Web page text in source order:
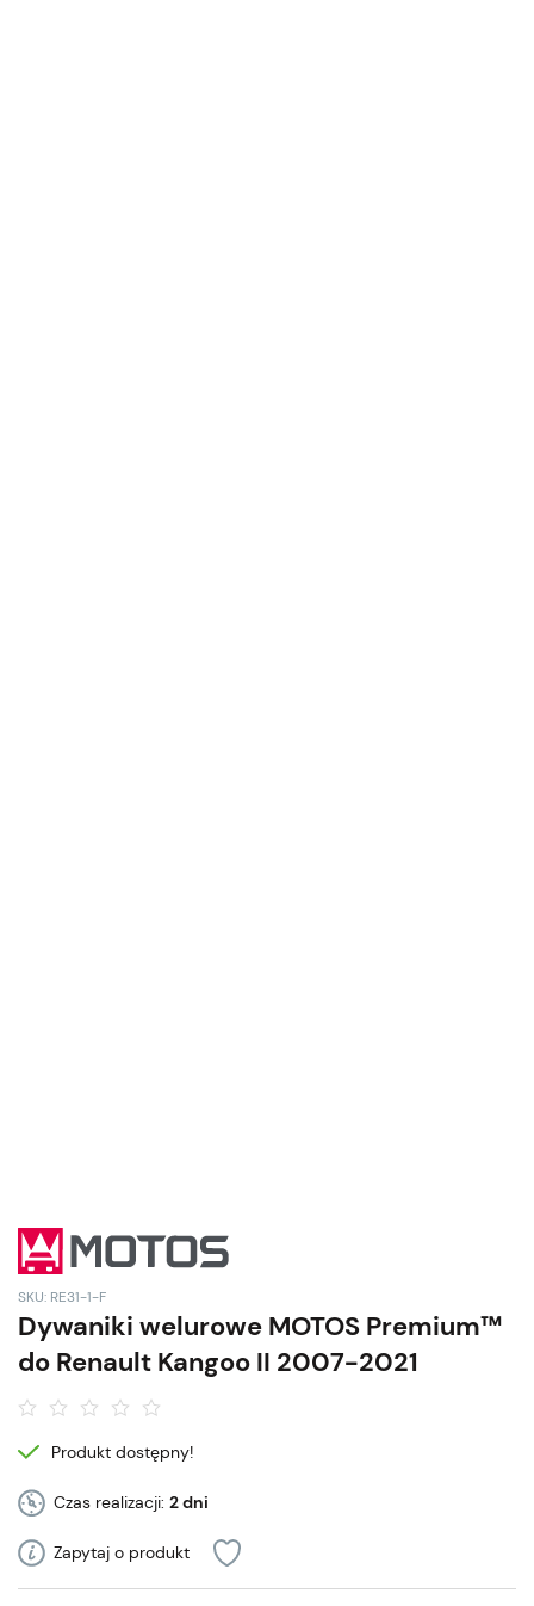
SKU: RE31-1-F
Dywaniki welurowe MOTOS Premium™
do Renault Kangoo II 2007-2021
Produkt dostępny!
Czas realizacji: 2 dni
Zapytaj o produkt